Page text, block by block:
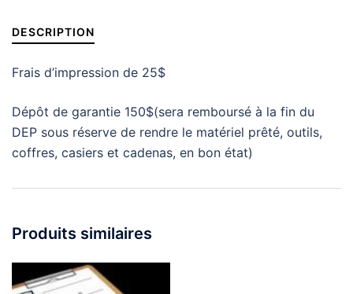
5336
DESCRIPTION
Frais d’impression de 25$
Dépôt de garantie 150$(sera remboursé à la fin du
DEP sous réserve de rendre le matériel prêté, outils,
coffres, casiers et cadenas, en bon état)
Produits similaires